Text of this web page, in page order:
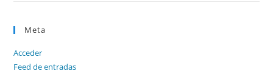
Meta
Acceder
Feed de entradas